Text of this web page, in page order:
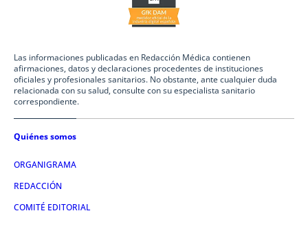
Las informaciones publicadas en Redacción Médica contienen
afirmaciones, datos y declaraciones procedentes de instituciones
oficiales y profesionales sanitarios. No obstante, ante cualquier duda
relacionada con su salud, consulte con su especialista sanitario
correspondiente.
Quiénes somos
ORGANIGRAMA
REDACCIÓN
COMITÉ EDITORIAL